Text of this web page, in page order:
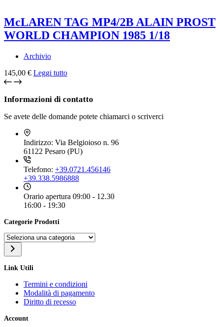
McLAREN TAG MP4/2B ALAIN PROST
WORLD CHAMPION 1985 1/18
Archivio
145,00 € Leggi tutto
Informazioni di contatto
Se avete delle domande potete chiamarci o scriverci
Indirizzo: Via Belgioioso n. 96
61122 Pesaro (PU)
Telefono: +39.0721.456146
+39.338.5986888
Orario apertura 09:00 - 12.30
16:00 - 19:30
Categorie Prodotti
Seleziona
una
categoria
Link Utili
Termini e condizioni
Modalità di pagamento
Diritto di recesso
Account